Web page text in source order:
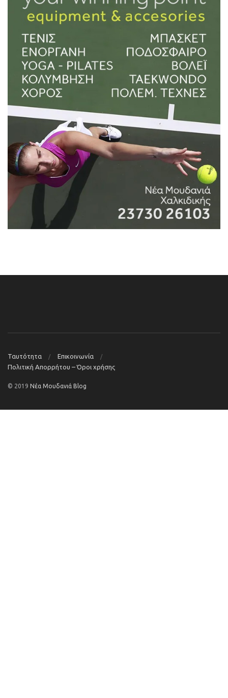
Ταυτότητα
Επικοινωνία
Πολιτική Απορρήτου – Όροι χρήσης
© 2019 Νέα Μουδανιά Blog